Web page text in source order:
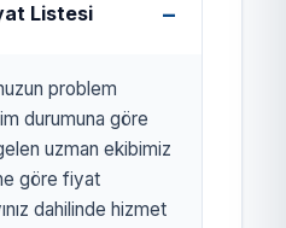
Listesi
problem
durumuna göre
uzman ekibimiz
göre fiyat
dahilinde hizmet